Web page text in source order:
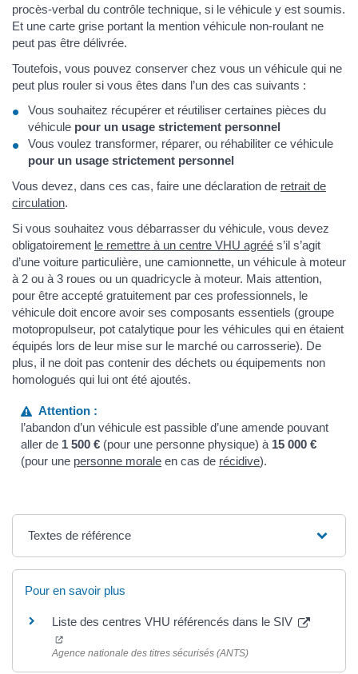
procès-verbal du contrôle technique, si le véhicule y est soumis.
Et une carte grise portant la mention véhicule non-roulant ne
peut pas être délivrée.
Toutefois, vous pouvez conserver chez vous un véhicule qui ne
peut plus rouler si vous êtes dans l’un des cas suivants :
Vous souhaitez récupérer et réutiliser certaines pièces du
véhicule pour un usage strictement personnel
Vous voulez transformer, réparer, ou réhabiliter ce véhicule
pour un usage strictement personnel
Vous devez, dans ces cas, faire une déclaration de retrait de
circulation.
Si vous souhaitez vous débarrasser du véhicule, vous devez
obligatoirement le remettre à un centre VHU agréé s’il s’agit
d’une voiture particulière, une camionnette, un véhicule à moteur
à 2 ou à 3 roues ou un quadricycle à moteur. Mais attention,
pour être accepté gratuitement par ces professionnels, le
véhicule doit encore avoir ses composants essentiels (groupe
motopropulseur, pot catalytique pour les véhicules qui en étaient
équipés lors de leur mise sur le marché ou carrosserie). De
plus, il ne doit pas contenir des déchets ou équipements non
homologués qui lui ont été ajoutés.
Attention :
l’abandon d’un véhicule est passible d’une amende pouvant
aller de 1 500 € (pour une personne physique) à 15 000 €
(pour une personne morale en cas de récidive).
Textes de référence
Pour en savoir plus
Liste des centres VHU référencés dans le SIV
(ouverture dans un nouvel onglet)
Agence nationale des titres sécurisés (ANTS)